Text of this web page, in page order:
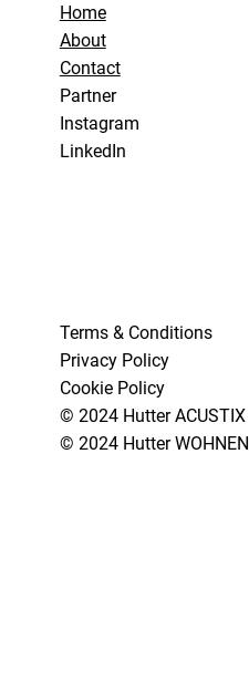
Home
About
Contact
Partner
Instagram
LinkedIn
Terms & Conditions
Privacy Policy
Cookie Policy
© 2024 Hutter ACUSTIX
© 2024 Hutter WOHNEN